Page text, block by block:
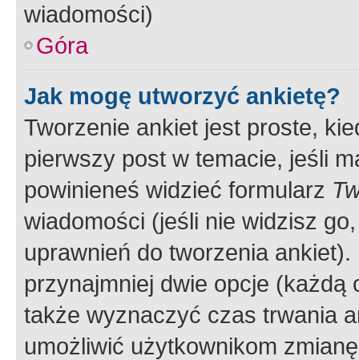
wiadomości)
Góra
Jak mogę utworzyć ankietę?
Tworzenie ankiet jest proste,
pierwszy post w temacie, jeśli
powinieneś widzieć formularz
wiadomości (jeśli nie widzisz
uprawnień do tworzenia
przynajmniej dwie opcje
także wyznaczyć czas trwania
umożliwić użytkownikom